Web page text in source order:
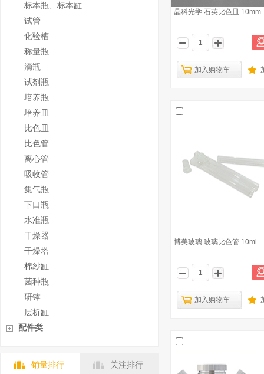
标本瓶、标本缸
试管
化验槽
称量瓶
滴瓶
试剂瓶
培养瓶
培养皿
比色皿
比色管
离心管
吸收管
集气瓶
下口瓶
水准瓶
干燥器
干燥塔
棉纱缸
菌种瓶
研钵
层析缸
配件类
销量排行 关注排行
晶科光学 石英比色皿 10mm
加入购物车
博美玻璃 玻璃比色管 10ml
加入购物车